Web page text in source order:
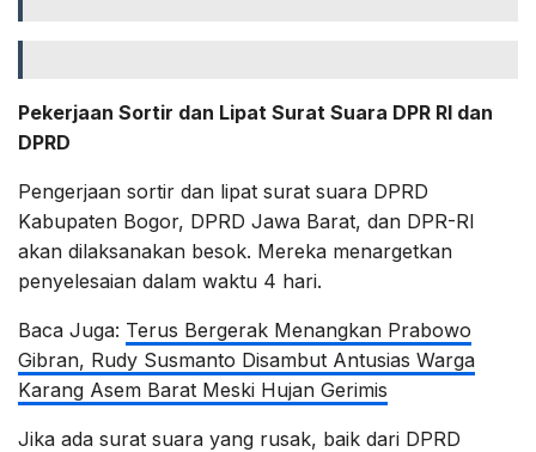
Pekerjaan Sortir dan Lipat Surat Suara DPR RI dan
DPRD
Pengerjaan sortir dan lipat surat suara DPRD
Kabupaten Bogor, DPRD Jawa Barat, dan DPR-RI
akan dilaksanakan besok. Mereka menargetkan
penyelesaian dalam waktu 4 hari.
Baca Juga: Terus Bergerak Menangkan Prabowo
Gibran, Rudy Susmanto Disambut Antusias Warga
Karang Asem Barat Meski Hujan Gerimis
Jika ada surat suara yang rusak, baik dari DPRD